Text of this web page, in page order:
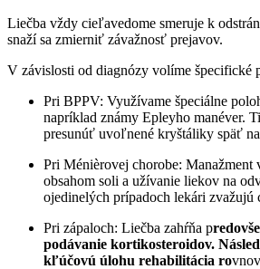
Liečba vždy cieľavedome smeruje k
snaží sa zmierniť závažnosť prejavov.
V závislosti od diagnózy volíme špecifické
Pri BPPV: Využívame špeciálne
napríklad známy Epleyho manéver.
presunúť uvoľnené kryštáliky späť
Pri Ménièrovej chorobe: Manažment
obsahom soli a užívanie liekov na
ojedinelých prípadoch lekári zvažujú
Pri zápaloch: Liečba zahŕňa p
podávanie kortikosteroidov.
kľúčovú úlohu rehabilitácia ro